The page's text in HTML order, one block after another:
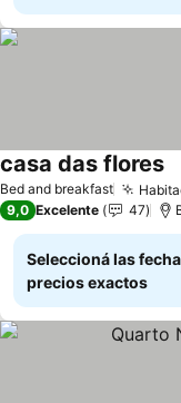
Bed and breakfast
casa das flores
9,0 Excelente 47
Seleccioná las
precios exactos